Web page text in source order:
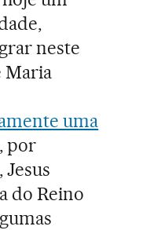
neste
Maria
uma
por
Jesus
do Reino